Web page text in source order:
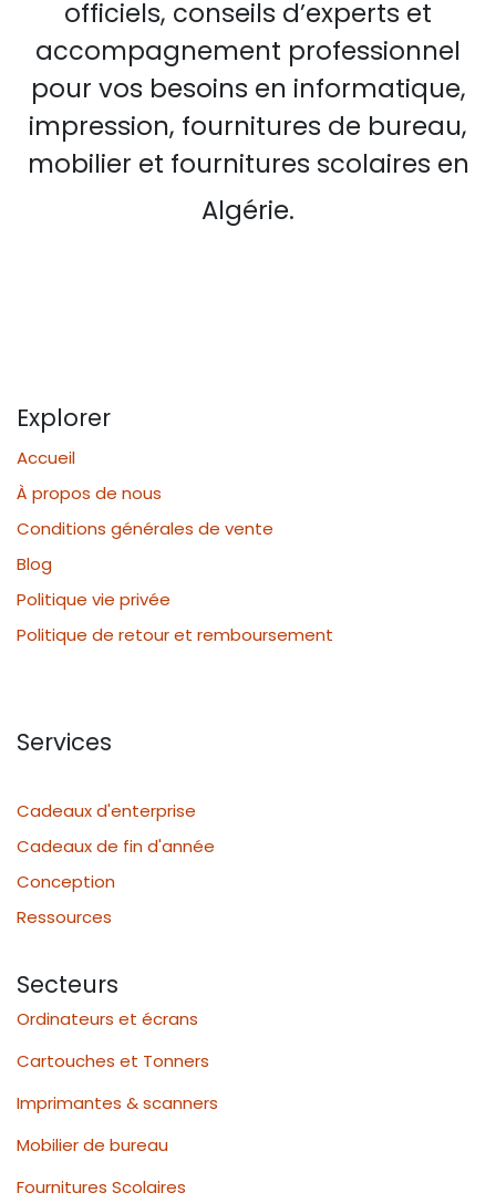
officiels, conseils d’experts et
accompagnement professionnel
pour vos besoins en informatique,
impression, fournitures de bureau,
mobilier et fournitures scolaires en
Algérie.
Explorer
Accueil
À propos de nous
Conditions générales de vente
Blog
Politique vie privée
Politique de retour et remboursement
Services
Cadeaux d'enterprise
Cadeaux de fin d'année
Conception
Ressources
Secteurs
Ordinateurs et écrans
Cartouches et Tonners
Imprimantes & scanners
Mobilier de bureau
Fournitures Scolaires